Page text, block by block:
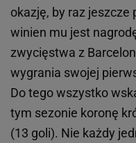
okazję, by raz jeszcze
winien mu jest
zwycięstwa z
wygrania swojej
Do tego wszystko
tym sezonie koronę
(13 goli). Nie każdy